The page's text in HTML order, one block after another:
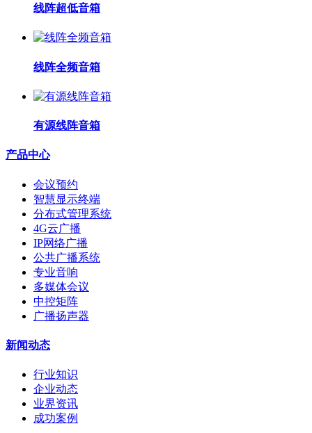
线阵超低音箱
线阵全频音箱
有源线阵音箱
产品中心
会议预约
智慧显示终端
分布式管理系统
4G云广播
IP网络广播
公共广播系统
专业音响
多媒体会议
中控矩阵
广播扬声器
新闻动态
行业知识
企业动态
业界资讯
成功案例